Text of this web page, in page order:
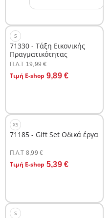
S
71330 - Τάξη Εικονικής
Πραγματικότητας
Π.Λ.T 19,99 €
Τιμή E-shop 9,89 €
Στο καλάθι
XS
71185 - Gift Set Οδικά έργα
Π.Λ.T 8,99 €
Τιμή E-shop 5,39 €
Στο καλάθι
S